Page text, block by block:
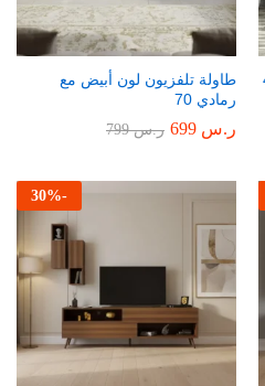
طاولة تلفزيون لون أبيض مع
رمادي 70
ر.س ر.س799
-
30%